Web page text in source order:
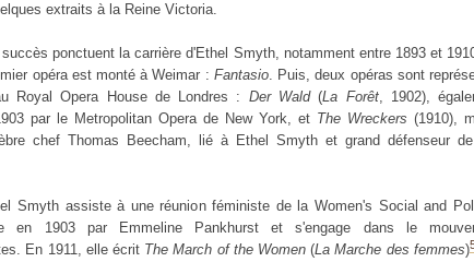
extraits à la Reine Victoria.
succès ponctuent la carrière d'Ethel Smyth, notamment entre 1893 et
opéra est monté à Weimar : Fantasio. Puis, deux opéras sont
Royal Opera House de Londres : Der Wald(La Forêt, 1902),
par le Metropolitan Opera de New York, et The Wreckers (1910),
chef Thomas Beecham, lié à Ethel Smyth et grand défenseur
Smyth assiste à une réunion féministe de la Women's Social and
en 1903 par Emmeline Pankhurst et s'engage dans le
En 1911, elle écrit The March of the Women (La Marche des femmes)